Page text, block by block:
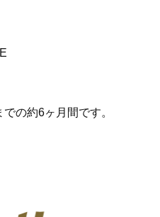
の約6ヶ月間です。